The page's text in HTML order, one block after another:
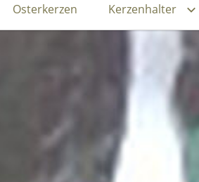
Osterkerzen Kerzenhalter